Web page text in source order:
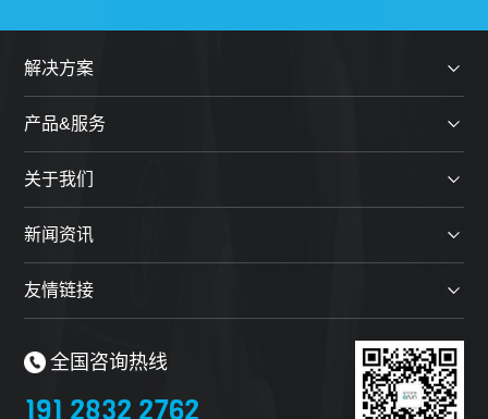
解决方案
产品&服务
关于我们
新闻资讯
友情链接
全国咨询热线
191 2832 2762